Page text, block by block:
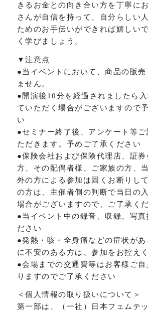
きるお金との向き合い方を丁寧に
さんが自信を持って、自分らしい
ためのお手伝いができれば嬉しい
く学びましょう。
▼注意点
●当イベントにおいて、商品の販
ません。
●開演後10分を経過されましたら
ていただく場合がございますので
い
●セミナー終了後、アンケート等
ただきます。予めご了承ください
●保険会社および保険代理店、証
方、その配偶者様、ご家族の方、
外の方による参加は固くお断りし
の方は、主催者側の判断で当日の
場合がございますので、ご了承く
●当イベント中の録音、収録、写真
ださい
●発熱・咳・全身痛などの症状があ
に不安のある方は、参加をお控え
●会場までの交通費等はお客様ご
りますのでご了承ください
＜個人情報の取り扱いについて＞
第一部は、（一社）日本フェムテ